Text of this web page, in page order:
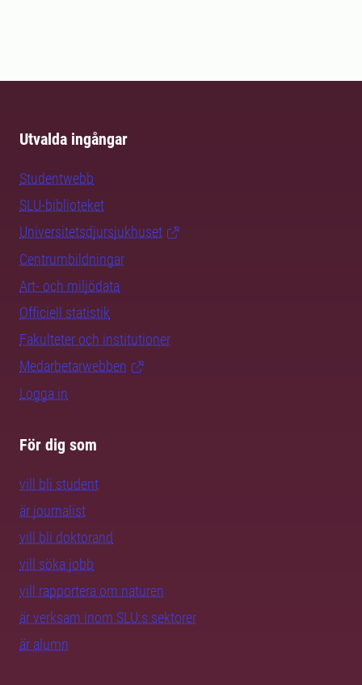
Utvalda ingångar
Studentwebb
SLU-biblioteket
Universitetsdjursjukhuset
Centrumbildningar
Art- och miljödata
Officiell statistik
Fakulteter och institutioner
Medarbetarwebben
Logga in
För dig som
vill bli student
är journalist
vill bli doktorand
vill söka jobb
vill rapportera om naturen
är verksam inom SLU:s sektorer
är alumn